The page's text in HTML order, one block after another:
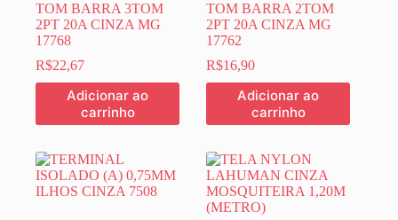
TOM BARRA 3TOM
2PT 20A CINZA MG
17768
R$22,67
Adicionar ao
carrinho
TOM BARRA 2TOM
2PT 20A CINZA MG
17762
R$16,90
Adicionar ao
carrinho